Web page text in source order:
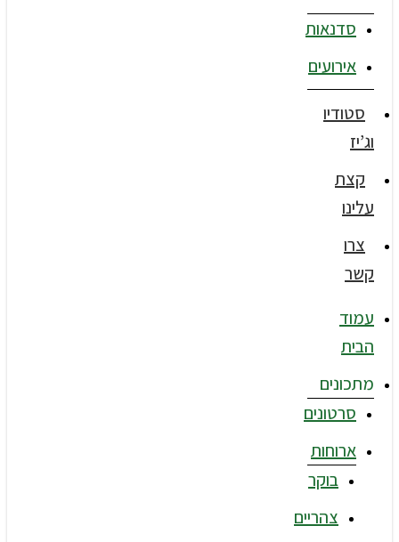
סדנאות
אירועים
סטודיו
וג’יז
קצת
עלינו
צרו
קשר
עמוד
הבית
מתכונים
סרטונים
ארוחות
בוקר
צהריים